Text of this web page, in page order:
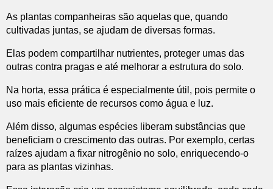
As plantas companheiras são aquelas que, quando
cultivadas juntas, se ajudam de diversas formas.
Elas podem compartilhar nutrientes, proteger umas das
outras contra pragas e até melhorar a estrutura do solo.
Na horta, essa prática é especialmente útil, pois permite o
uso mais eficiente de recursos como água e luz.
Além disso, algumas espécies liberam substâncias que
beneficiam o crescimento das outras. Por exemplo, certas
raízes ajudam a fixar nitrogênio no solo, enriquecendo-o
para as plantas vizinhas.